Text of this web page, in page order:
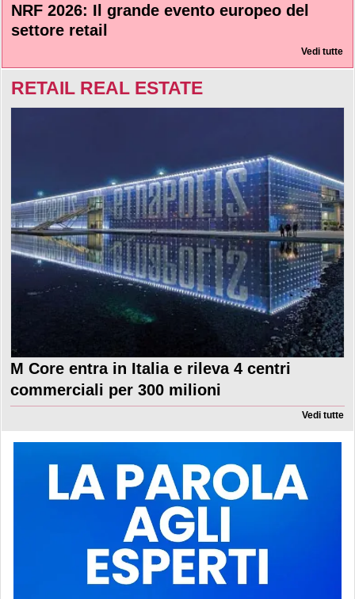
NRF 2026: Il grande evento europeo del
settore retail
Vedi tutte
RETAIL REAL ESTATE
M Core entra in Italia e rileva 4 centri
commerciali per 300 milioni
Vedi tutte